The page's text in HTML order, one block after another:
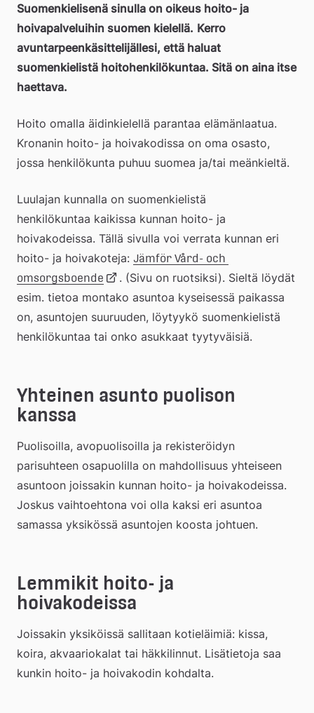
Suomenkielisenä sinulla on oikeus hoito- ja
hoivapalveluihin suomen kielellä. Kerro
avuntarpeenkäsittelijällesi, että haluat
suomenkielistä hoitohenkilökuntaa. Sitä on aina itse
Hoito omalla äidinkielellä parantaa elämänlaatua.
Kronanin hoito- ja hoivakodissa on oma osasto,
jossa henkilökunta puhuu suomea ja/tai meänkieltä.
Luulajan kunnalla on suomenkielistä
henkilökuntaa kaikissa kunnan hoito- ja
hoivakodeissa. Tällä sivulla voi verrata kunnan eri
hoito- ja hoivakoteja: Jämför Vård- och
omsorgsboende Länk
till
webbplats
. (Sivu on ruotsiksi). Sieltä löydät
esim. tietoa montako asuntoa kyseisessä paikassa
on, asuntojen suuruuden, löytyykö suomenkielistä
henkilökuntaa tai onko asukkaat tyytyväisiä.
Yhteinen asunto puolison
kanssa
Puolisoilla, avopuolisoilla ja rekisteröidyn
parisuhteen osapuolilla on mahdollisuus yhteiseen
asuntoon joissakin kunnan hoito- ja hoivakodeissa.
Joskus vaihtoehtona voi olla kaksi eri asuntoa
samassa yksikössä asuntojen koosta johtuen.
Lemmikit hoito- ja
hoivakodeissa
Joissakin yksiköissä sallitaan kotieläimiä: kissa,
koira, akvaariokalat tai häkkilinnut. Lisätietoja saa
kunkin hoito- ja hoivakodin kohdalta.